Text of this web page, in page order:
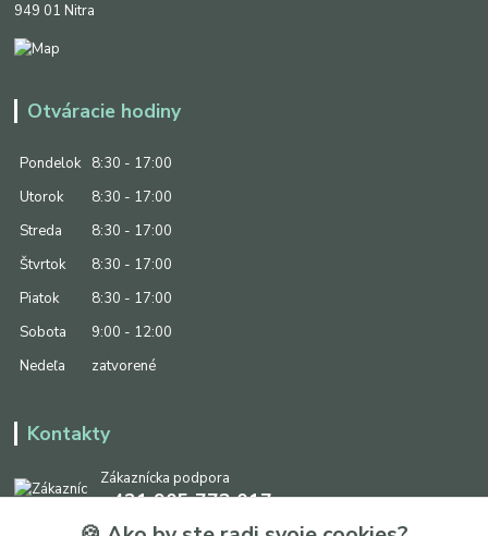
949 01 Nitra
Otváracie hodiny
Pondelok
8:30 - 17:00
Utorok
8:30 - 17:00
Streda
8:30 - 17:00
Štvrtok
8:30 - 17:00
Piatok
8:30 - 17:00
Sobota
9:00 - 12:00
Nedeľa
zatvorené
Kontakty
Zákaznícka podpora
+421 905 773 017
(Po-Pia, 8:30 - 17:00, So: 9:00 - 12:00)